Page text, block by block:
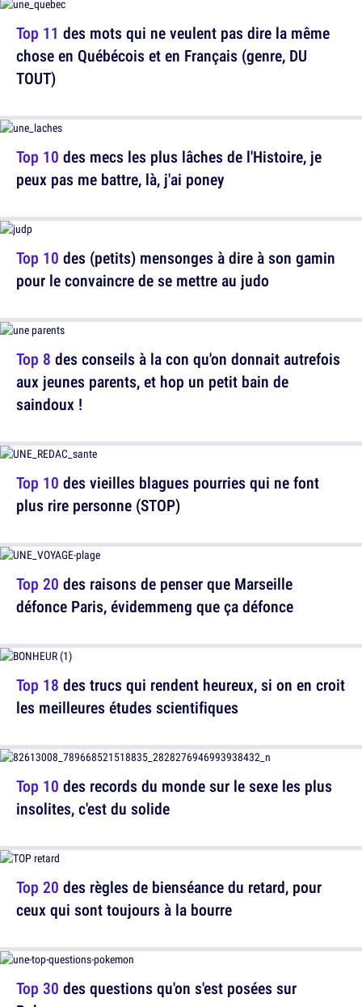
Top 10 des mecs les plus lâches de l'Histoire, je
peux pas me battre, là, j'ai poney
Top 8 des conseils à la con qu'on donnait autrefois
aux jeunes parents, et hop un petit bain de
saindoux !
Top 20 des raisons de penser que Marseille
défonce Paris, évidemmeng que ça défonce
Top 10 des records du monde sur le sexe les plus
insolites, c'est du solide
Top 30 des questions qu'on s'est posées sur
Top 11 des mots qui ne veulent pas dire la même
chose en Québécois et en Français (genre, DU
TOUT)
Top 10 des (petits) mensonges à dire à son gamin
pour le convaincre de se mettre au judo
Top 10 des vieilles blagues pourries qui ne font
plus rire personne (STOP)
Top 18 des trucs qui rendent heureux, si on en croit
les meilleures études scientifiques
Top 20 des règles de bienséance du retard, pour
ceux qui sont toujours à la bourre